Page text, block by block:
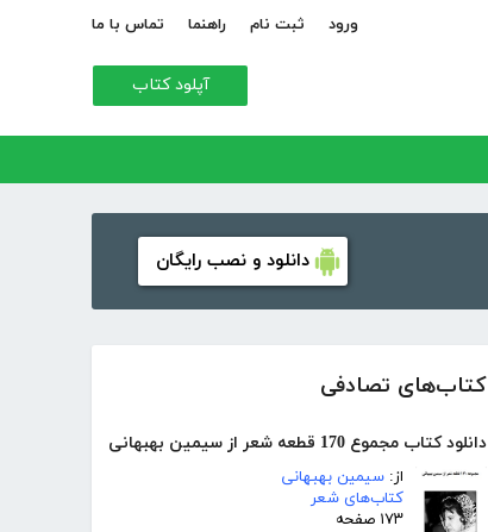
ورود ثبت نام راهنما تماس با ما
آپلود کتاب
دانلود و نصب رایگان
کتاب‌های تصادفی
دانلود کتاب مجموع 170 قطعه شعر از سیمین بهبهانی
از: سیمین بهبهانی
کتاب‌های شعر
۱۷۳ صفحه